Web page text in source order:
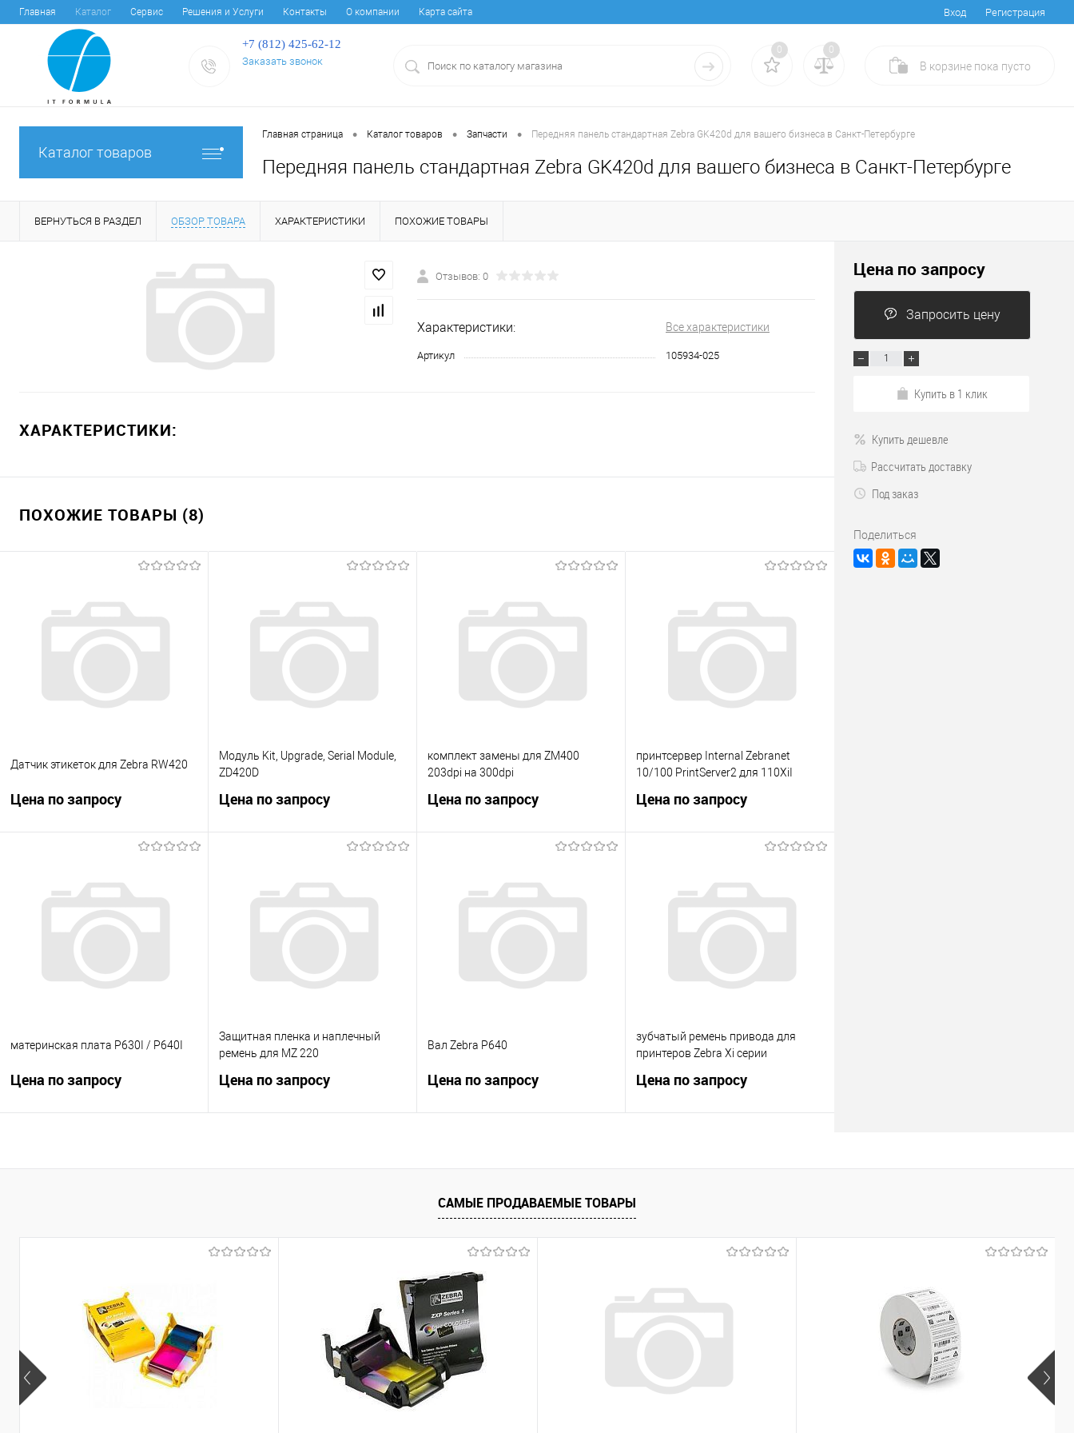
Главная Каталог Сервис Решения и Услуги Контакты О компании Карта сайта Вход Регистрация
+7 (812) 425-62-12
Заказать звонок
0 0
В корзине пока пусто
Каталог товаров
Главная страница • Каталог товаров • Запчасти • Передняя панель стандартная Zebra GK420d для вашего бизнеса в Санкт-Петербурге
Передняя панель стандартная Zebra GK420d для вашего бизнеса в Санкт-Петербурге
ВЕРНУТЬСЯ В РАЗДЕЛ ОБЗОР ТОВАРА ХАРАКТЕРИСТИКИ ПОХОЖИЕ ТОВАРЫ
Отзывов: 0
Характеристики: Все характеристики
Артикул 105934-025
ХАРАКТЕРИСТИКИ:
ПОХОЖИЕ ТОВАРЫ (8)
Датчик этикеток для Zebra RW420
Цена по запросу
Купить в 1 клик
Сравнение
В избранное
Под заказ
Модуль Kit, Upgrade, Serial Module,
ZD420D
Цена по запросу
Купить в 1 клик
Сравнение
В избранное
Под заказ
комплект замены для ZM400
203dpi на 300dpi
Цена по запросу
Купить в 1 клик
Сравнение
В избранное
Под заказ
принтсервер Internal Zebranet
10/100 PrintServer2 для 110XiI
Цена по запросу
Купить в 1 клик
Сравнение
В избранное
Под заказ
материнская плата P630I / P640I
Цена по запросу
Защитная пленка и наплечный
ремень для MZ 220
Цена по запросу
Вал Zebra P640
Цена по запросу
В избранное
Под заказ
зубчатый ремень привода для
принтеров Zebra Xi серии
Цена по запросу
Цена по запросу
Запросить цену
Купить в 1 клик
Купить дешевле
Рассчитать доставку
Под заказ
Поделиться
САМЫЕ ПРОДАВАЕМЫЕ ТОВАРЫ